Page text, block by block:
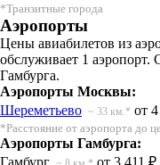
*Транзитные города
Аэропорты
Цены авиабилетов из
обслуживает 1 аэропорт.
Гамбурга.
Аэропорты Москвы:
Шереметьево ~ 33 км.* от
*Расстояние от аэропорта до
Аэропорты Гамбурга:
Гамбург
от 3 411 ₽